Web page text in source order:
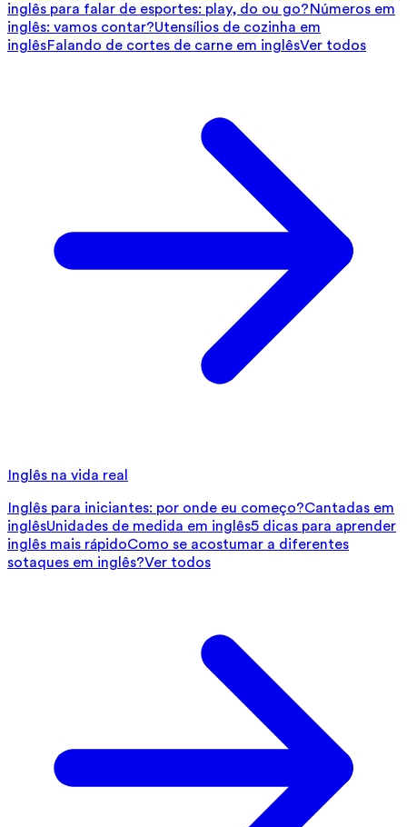
inglês para falar de esportes: play, do ou go?Números em
inglês: vamos contar?Utensílios de cozinha em
inglêsFalando de cortes de carne em inglêsVer todos
Inglês na vida real
Inglês para iniciantes: por onde eu começo?Cantadas em
inglêsUnidades de medida em inglês5 dicas para aprender
inglês mais rápidoComo se acostumar a diferentes
sotaques em inglês?Ver todos